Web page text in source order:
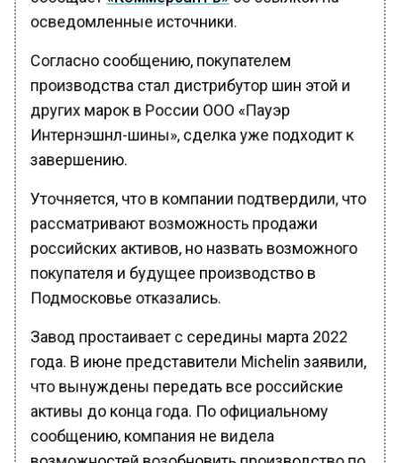
осведомленные источники.
Согласно сообщению, покупателем
производства стал дистрибутор шин этой и
других марок в России ООО «Пауэр
Интернэшнл-шины», сделка уже подходит к
завершению.
Уточняется, что в компании подтвердили, что
рассматривают возможность продажи
российских активов, но назвать возможного
покупателя и будущее производство в
Подмосковье отказались.
Завод простаивает с середины марта 2022
года. В июне представители Michelin заявили,
что вынуждены передать все российские
активы до конца года. По официальному
сообщению, компания не видела
возможностей возобновить производство по